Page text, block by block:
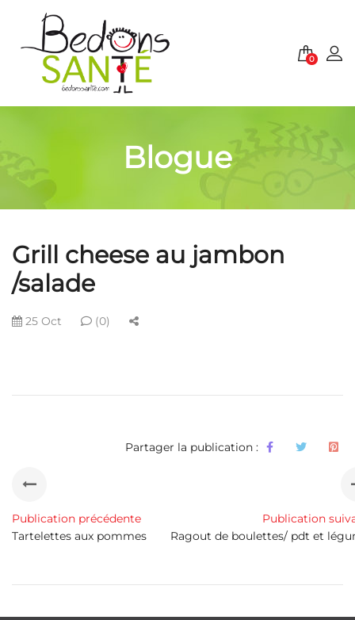
0
Blogue
Grill cheese au jambon
/salade
25 Oct (0)
Partager la publication :
Publication précédente
Tartelettes aux pommes
Publication
Ragout de boulettes/ pdt et